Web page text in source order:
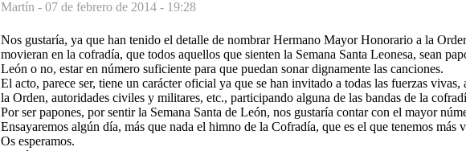
Martín - 07 de febrero de 2014 - 19:28
Nos gustaría, ya que han tenido el detalle de nombrar Hermano Mayor Honorario a la
movieran en la cofradía, que todos aquellos que sienten la Semana Santa Leonesa, sean
León o no, estar en número suficiente para que puedan sonar dignamente las canciones.
El acto, parece ser, tiene un carácter oficial ya que se han invitado a todas las fuerzas vivas,
la Orden, autoridades civiles y militares, etc., participando alguna de las bandas de la
Por ser papones, por sentir la Semana Santa de León, nos gustaría contar con el mayor
Ensayaremos algún día, más que nada el himno de la Cofradía, que es el que tenemos más
Os esperamos.